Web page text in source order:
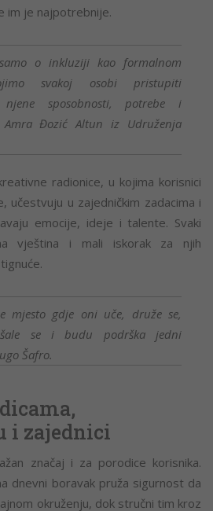
im je najpotrebnije.
o inkluziji kao formalnom
svakoj osobi pristupiti
sposobnosti, potrebe i
Amra Đozić Altun iz Udruženja
radionice, u kojima korisnici
učestvuju u zajedničkim zadacima i
emocije, ideje i talente. Svaki
vještina i mali iskorak za njih
je mjesto gdje oni uče, druže se,
se i budu podrška jedni
Šafro.
i zajednici
značaj i za porodice korisnika.
dnevni boravak pruža sigurnost da
okruženju, dok stručni tim kroz